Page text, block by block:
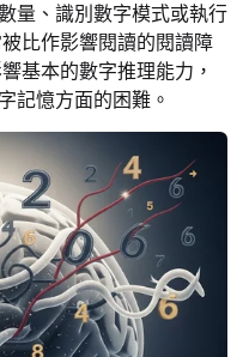
量、識別數字模式或執行
比作影響閱讀的閱讀障
基本的數字推理能力，
記憶方面的困難。